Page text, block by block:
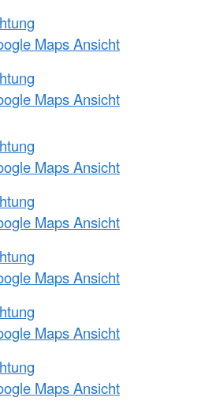
Maps Ansicht
Maps Ansicht
Maps Ansicht
Maps Ansicht
Maps Ansicht
Maps Ansicht
Maps Ansicht